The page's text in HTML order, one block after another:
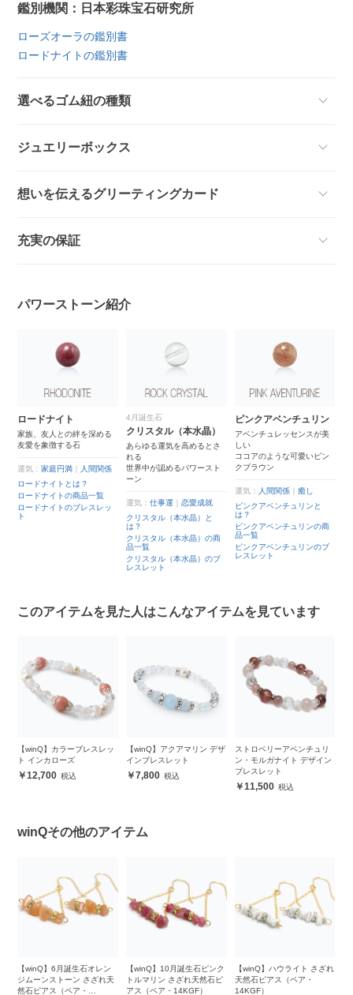
鑑別機関：日本彩珠宝石研究所
ローズオーラの鑑別書
ロードナイトの鑑別書
選べるゴム紐の種類
ジュエリーボックス
想いを伝えるグリーティングカード
充実の保証
パワーストーン紹介
ロードナイト
家族、友人との絆を深める
友愛を象徴する石
運気：家庭円満
人間関係
ロードナイトとは？
ロードナイトの商品一覧
ロードナイトのブレスレッ
ト
4月誕生石
クリスタル（本水晶）
あらゆる運気を高めるとさ
れる
世界中が認めるパワースト
ーン
運気： 仕事運
恋愛成就
クリスタル（本水晶）と
は？
クリスタル（本水晶）の商
品一覧
クリスタル（本水晶）のブ
レスレット
ピンクアベンチュリン
アベンチュレッセンスが美
しい
ココアのような可愛いピン
クブラウン
運気： 人間関係｜ 癒し
ピンクアベンチュリンと
は？
ピンクアベンチュリンの商
品一覧
ピンクアベンチュリンのブ
レスレット
このアイテムを見た人はこんなアイテムを見ています
【winQ】カラーブレスレッ
ト インカローズ
12,700
【winQ】アクアマリン デザ
インブレスレット
7,800
ストロベリーアベンチュリ
ン・モルガナイト デザイン
ブレスレット
11,500
winQその他のアイテム
【winQ】6月誕生石オレン
ジムーンストーン さざれ天
然石ピアス（ペア・
【winQ】10月誕生石ピンク
トルマリン さざれ天然石ピ
アス（ペア・14KGF）
【winQ】ハウライト さざれ
天然石ピアス（ペア・
14KGF）